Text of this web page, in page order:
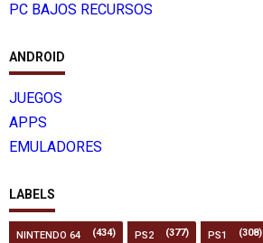
PC BAJOS RECURSOS
ANDROID
JUEGOS
APPS
EMULADORES
LABELS
NINTENDO 64 (434) PS2 (377) PS1 (308)